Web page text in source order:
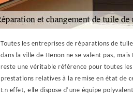
Toutes les entreprises de réparations de
dans la ville de Henon ne se valent pas, mais
reste une véritable référence pour toutes les
prestations relatives à la remise en état de
En effet, elle dispose d’une équipe